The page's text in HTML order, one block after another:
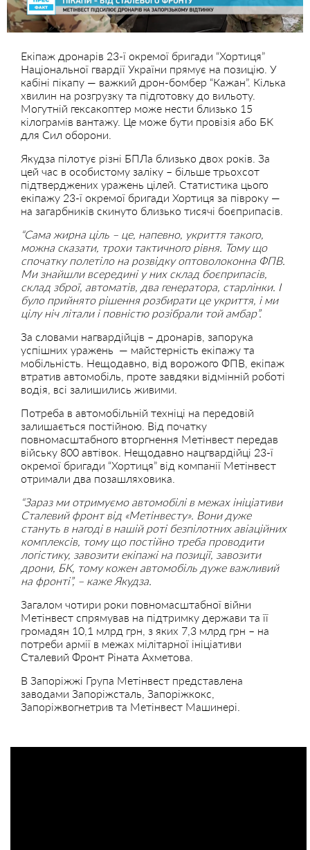
Екіпаж дронарів 23-ї окремої бригади “Хортиця”
Національної гвардії України прямує на позицію. У
кабіні пікапу — важкий дрон-бомбер “Кажан”. Кілька
хвилин на розгрузку та підготовку до вильоту.
Могутній гексакоптер може нести близько 15
кілограмів вантажу. Це може бути провізія або БК
для Сил оборони.
Якудза пілотує різні БПЛа близько двох років. За
цей час в особистому заліку – більше трьохсот
підтверджених уражень цілей. Статистика цього
екіпажу 23-ї окремої бригади Хортиця за півроку —
на загарбників скинуто близько тисячі боєприпасів.
“Сама жирна ціль – це, напевно, укриття такого,
можна сказати, трохи тактичного рівня. Тому що
спочатку полетіло на розвідку оптоволоконна ФПВ.
Ми знайшли всередині у них склад боєприпасів,
склад зброї, автоматів, два генератора, старлінки. І
було прийнято рішення розбирати це укриття, і ми
цілу ніч літали і повністю розібрали той амбар”.
За словами нагвардійців – дронарів, запорука
успішних уражень — майстерність екіпажу та
мобільність. Нещодавно, від ворожого ФПВ, екіпаж
втратив автомобіль, проте завдяки відмінній роботі
водія, всі залишились живими.
Потреба в автомобільній техніці на передовій
залишається постійною. Від початку
повномасштабного вторгнення Метінвест передав
війську 800 автівок. Нещодавно нацгвардійці 23-ї
окремої бригади “Хортиця” від компанії Метінвест
отримали два позашляховика.
“Зараз ми отримуємо автомобілі в межах ініціативи
Сталевий фронт від «Метінвесту». Вони дуже
стануть в нагоді в нашій роті безпілотних авіаційних
комплексів, тому що постійно треба проводити
логістику, завозити екіпажі на позиції, завозити
дрони, БК, тому кожен автомобіль дуже важливий
на фронті”, – каже Якудза.
Загалом чотири роки повномасштабної війни
Метінвест спрямував на підтримку держави та її
громадян 10,1 млрд грн, з яких 7,3 млрд грн – на
потреби армії в межах мілітарної ініціативи
Сталевий Фронт Ріната Ахметова.
В Запоріжжі Група Метінвест представлена
заводами Запоріжсталь, Запоріжкокс,
Запоріжвогнетрив та Метінвест Машинері.